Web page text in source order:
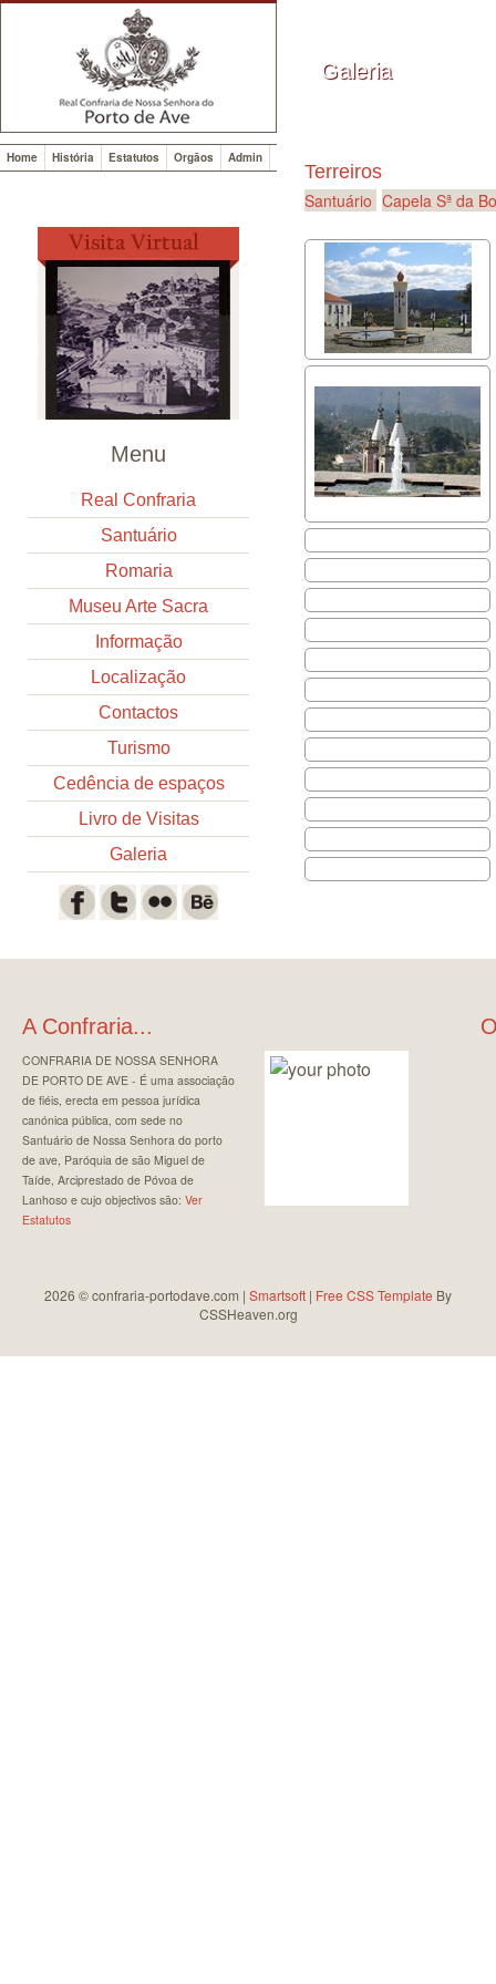
Home História Estatutos Orgãos Admin
Menu
Real Confraria
Santuário
Romaria
Museu Arte Sacra
Informação
Localização
Contactos
Turismo
Cedência de espaços
Livro de Visitas
Galeria
Galeria
Terreiros
Santuário Capela Sª da
A Confraria...
CONFRARIA DE NOSSA SENHORA
DE PORTO DE AVE - É uma associação
de fiéis, erecta em pessoa jurídica
canónica pública, com sede no
Santuário de Nossa Senhora do porto
de ave, Paróquia de são Miguel de
Taíde, Arciprestado de Póvoa de
Lanhoso e cujo objectivos são: Ver
Estatutos
2026 © confraria-portodave.com | Smartsoft | Free CSS Template By
CSSHeaven.org